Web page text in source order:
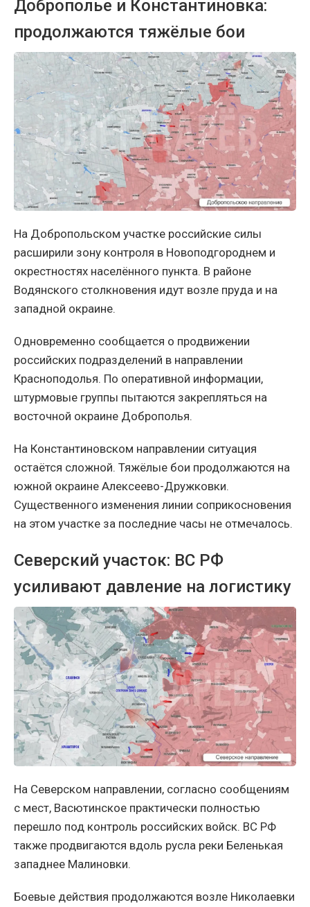
Доброполье и Константиновка:
продолжаются тяжёлые бои
На Добропольском участке российские силы
расширили зону контроля в Новоподгороднем и
окрестностях населённого пункта. В районе
Водянского столкновения идут возле пруда и на
западной окраине.
Одновременно сообщается о продвижении
российских подразделений в направлении
Красноподолья. По оперативной информации,
штурмовые группы пытаются закрепляться на
восточной окраине Доброполья.
На Константиновском направлении ситуация
остаётся сложной. Тяжёлые бои продолжаются на
южной окраине Алексеево-Дружковки.
Существенного изменения линии соприкосновения
на этом участке за последние часы не отмечалось.
Северский участок: ВС РФ
усиливают давление на логистику
На Северском направлении, согласно сообщениям
с мест, Васютинское практически полностью
перешло под контроль российских войск. ВС РФ
также продвигаются вдоль русла реки Беленькая
западнее Малиновки.
Боевые действия продолжаются возле Николаевки